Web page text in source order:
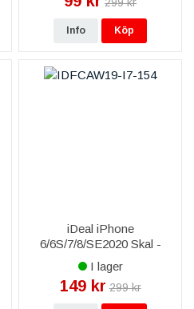
Info Köp
iDeal iPhone
6/6S/7/8/SE2020 Skal -
Emerald Satin
I lager
149 kr 299 kr